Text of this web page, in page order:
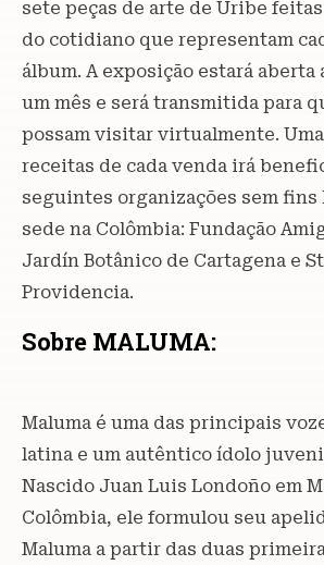
sete peças de arte de Uribe
do cotidiano que representam
álbum. A exposição estará
um mês e será transmitida para
possam visitar virtualmente.
receitas de cada venda irá
seguintes organizações sem
sede na Colômbia: Fundação
Jardín Botânico de Cartagena e
Providencia.
Sobre MALUMA:
Maluma é uma das principais
latina e um autêntico ídolo
Nascido Juan Luis Londoño em
Colômbia, ele formulou seu
Maluma a partir das duas